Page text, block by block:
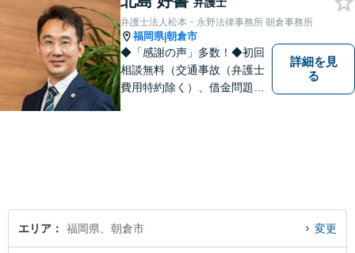
弁護士法人松本・永野法律事務所 朝倉事務所
福岡県|朝倉市
◆「感謝の声」多数！◆初回
相談無料（交通事故（弁護士
費用特約除く）、借金問題、
詳細を見
る
エリア 福岡県、朝倉市 変更